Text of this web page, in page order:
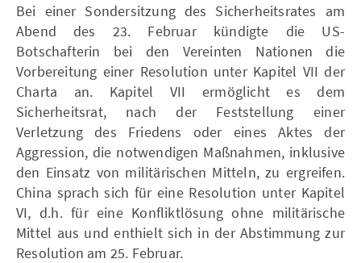
Bei einer Sondersitzung des Sicherheitsrates am
Abend des 23. Februar kündigte die US-
Botschafterin bei den Vereinten Nationen die
Vorbereitung einer Resolution unter Kapitel VII der
Charta an. Kapitel VII ermöglicht es dem
Sicherheitsrat, nach der Feststellung einer
Verletzung des Friedens oder eines Aktes der
Aggression, die notwendigen Maßnahmen, inklusive
den Einsatz von militärischen Mitteln, zu ergreifen.
China sprach sich für eine Resolution unter Kapitel
VI, d.h. für eine Konfliktlösung ohne militärische
Mittel aus und enthielt sich in der Abstimmung zur
Resolution am 25. Februar.